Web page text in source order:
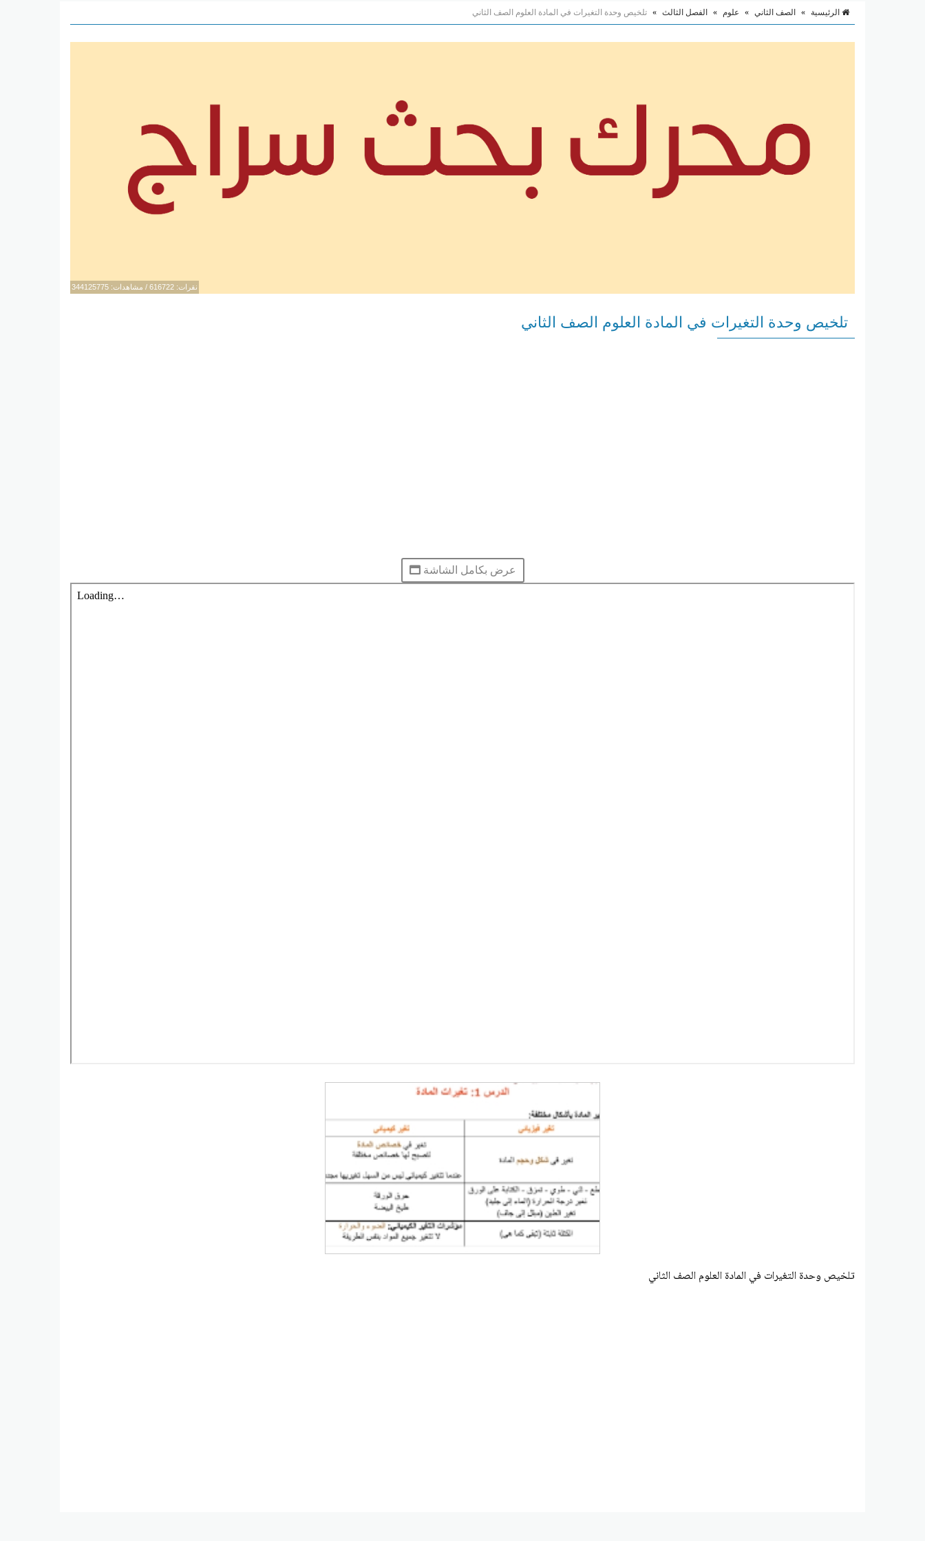
الرئيسية » الصف الثاني » علوم » الفصل الثالث » تلخيص وحدة التغيرات في المادة العلوم الصف الثاني
نقرات: 616722 / مشاهدات: 344125775
تلخيص وحدة التغيرات في المادة العلوم الصف الثاني
عرض بكامل الشاشة
تلخيص وحدة التغيرات في المادة العلوم الصف الثاني